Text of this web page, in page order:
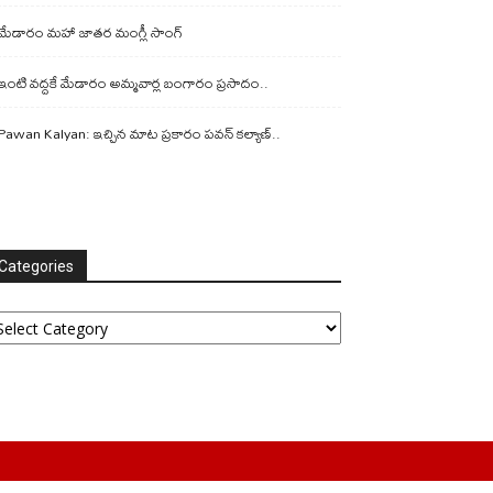
మహా జాతర మంగ్లీ సాంగ్
వద్దకే మేడారం అమ్మవార్ల బంగారం ప్రసాదం..
Kalyan: ఇచ్చిన మాట ప్రకారం పవన్ కల్యాణ్..